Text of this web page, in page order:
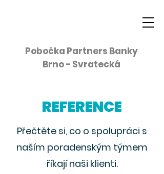
Pobočka Partners Banky
Brno - Svratecká
REFERENCE
Přečtěte si, co o spolupráci s
naším poradenským týmem
říkají naši klienti.